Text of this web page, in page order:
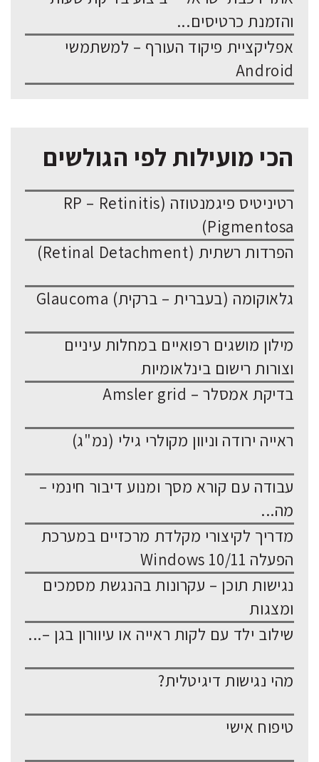
והזמנת כרטיסים...
אפליקציית פיקוד העורף – למשתמשי
Android
הכי מועילות לפי הגולשים
רטיניטיס פיגמנטוזה (RP – Retinitis
Pigmentosa)
הפרדות רשתית (Retinal Detachment)
גלאוקומה (בעברית – ברקית) Glaucoma
מילון מושגים רפואיים במחלות עיניים
וצורות רישום בינלאומיות
בדיקת אמסלר – Amsler grid
ראייה ירודה וניוון מקולרי גילי (נמ"ג)
עבודה עם קורא מסך ומנוע דיבור חינמי –
מה...
מדריך לקיצורי מקלדת מרכזיים במערכת
הפעלה Windows 10/11
נגישות תוכן – עקרונות בהנגשת מסמכים
ומצגות
שילוב ילד עם לקות ראייה או עיוורון בגן –...
מהי נגישות דיגיטלית?
טיפוח אישי